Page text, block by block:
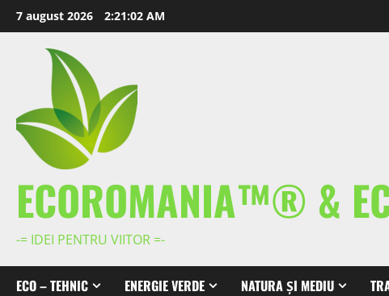
Skip
to
content
7 august 2026 2:21:03 AM
ECOROMANIA™® &
-= IDEI PENTRU VIITOR =-
ECO – TEHNIC ENERGIE VERDE NATURA ȘI MEDIU